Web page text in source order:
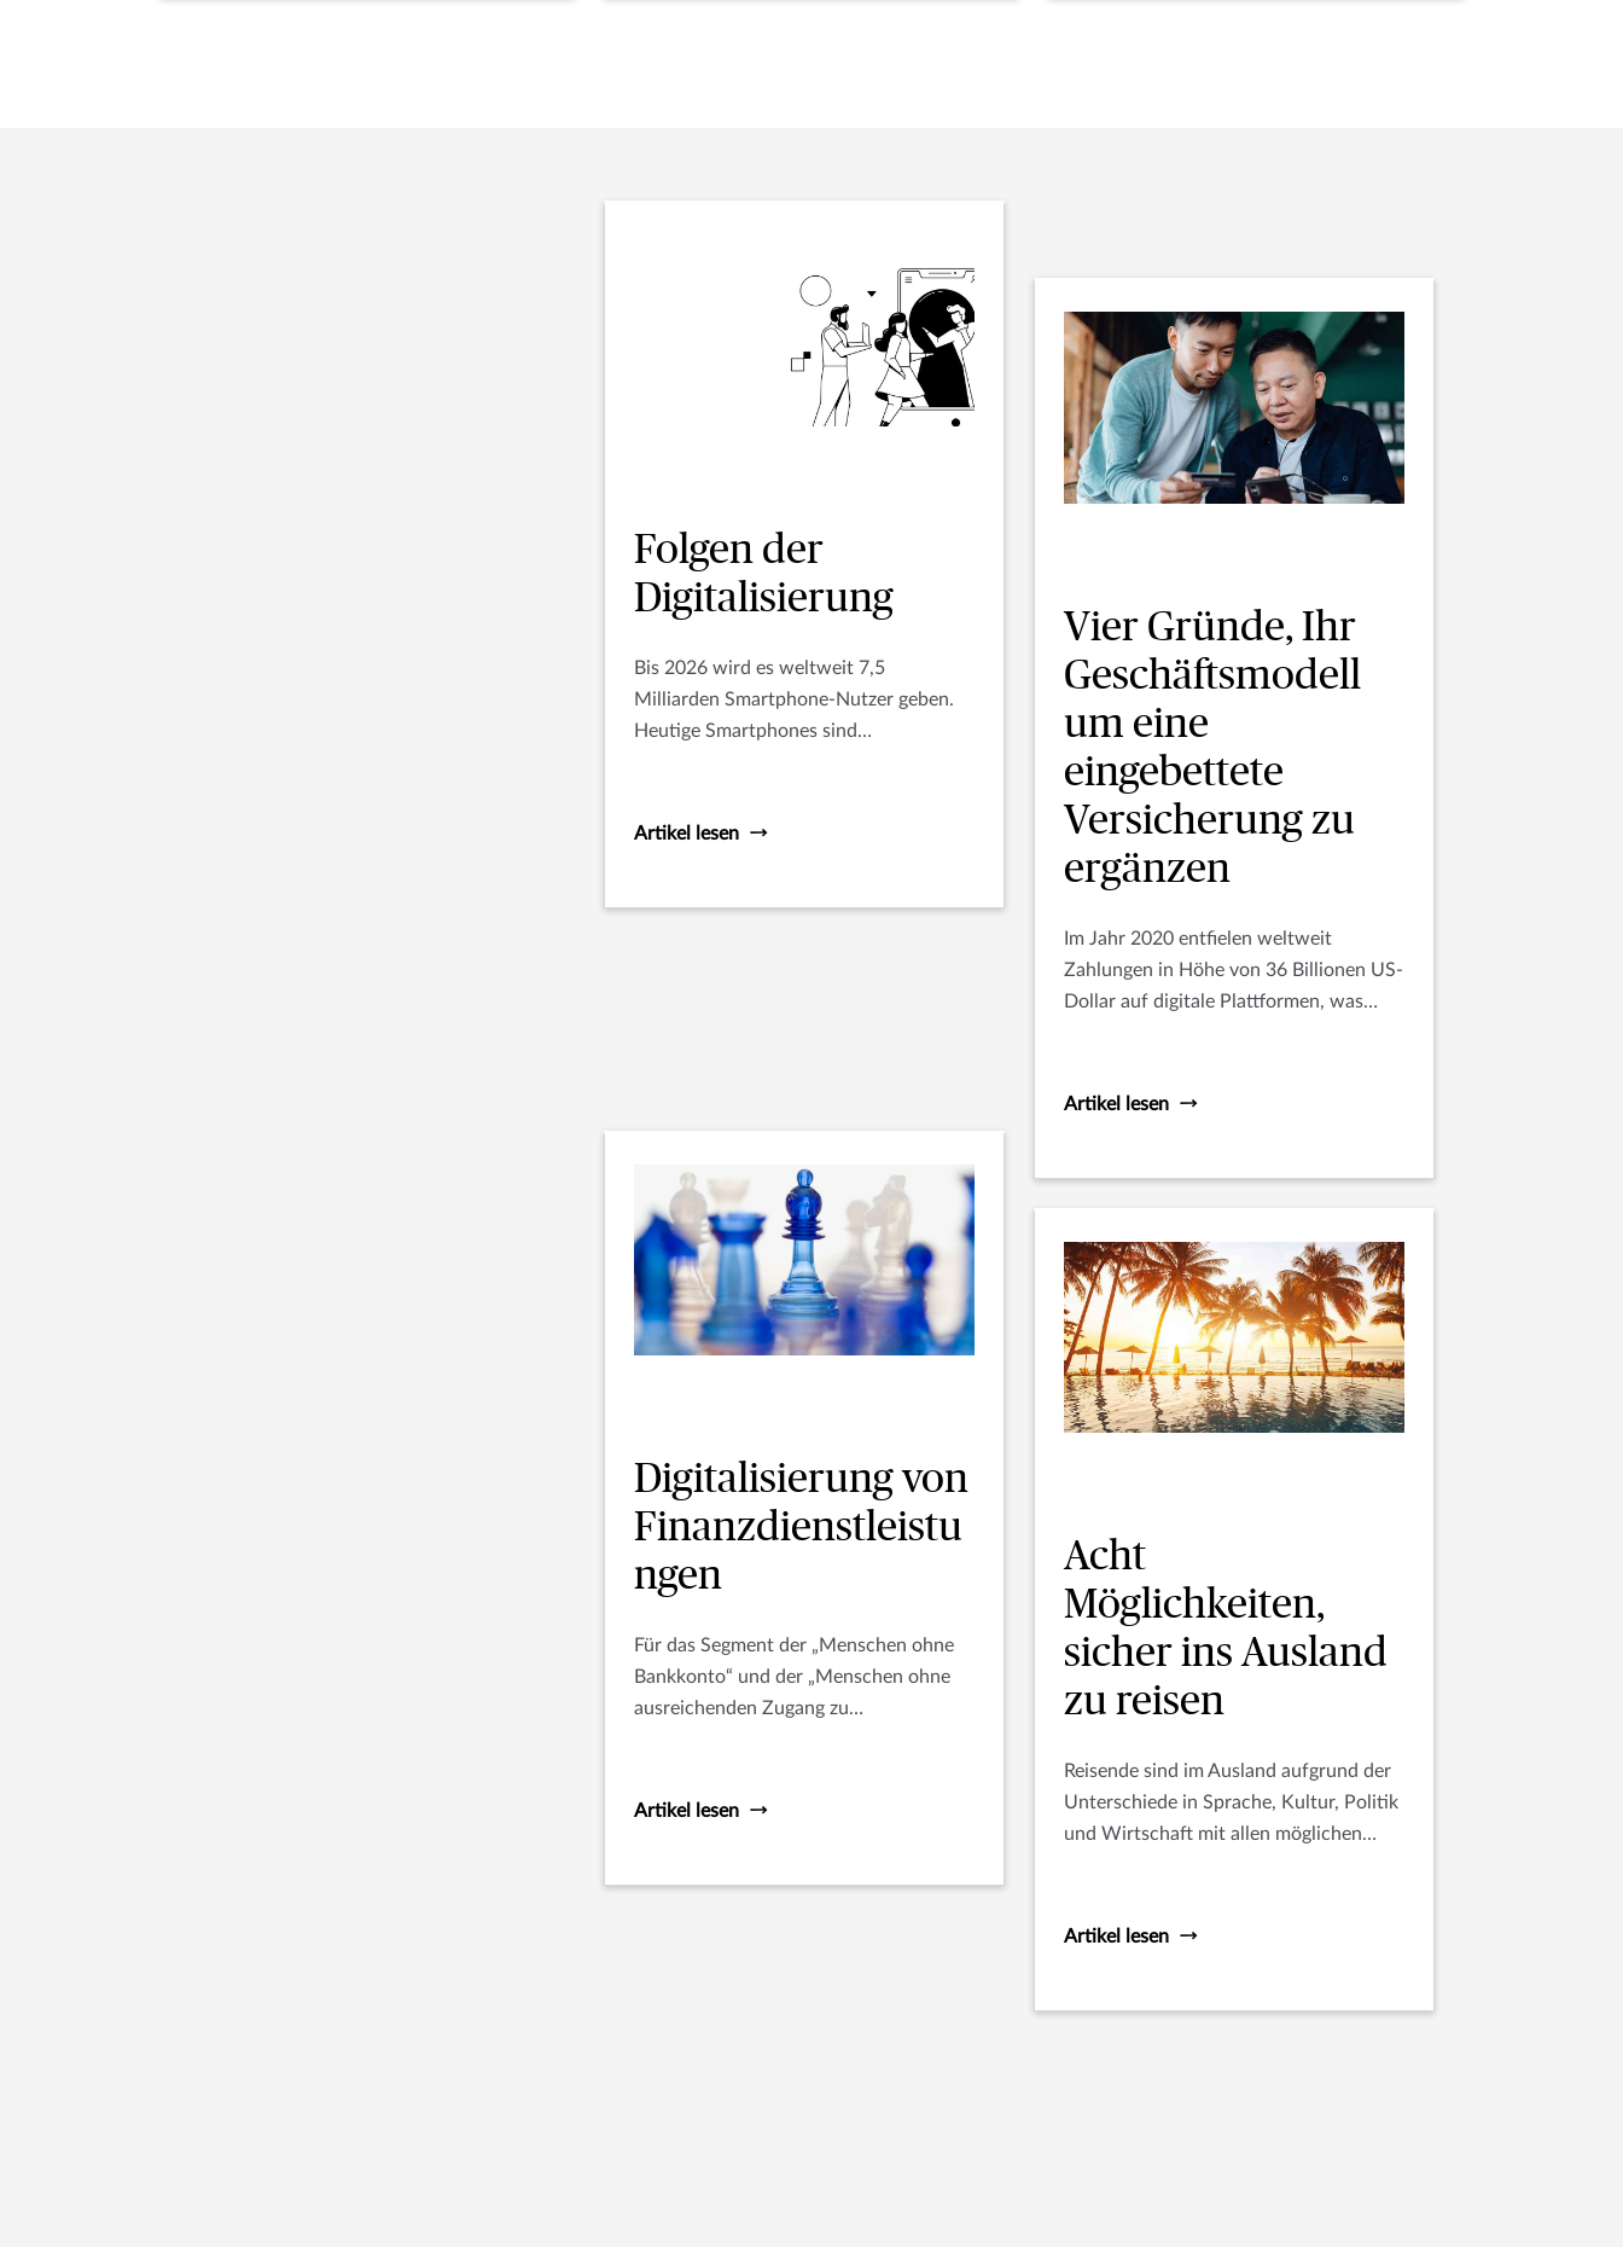
Folgen der
Digitalisierung
Bis 2026 wird es weltweit 7,5
Milliarden Smartphone-Nutzer geben.
Heutige Smartphones sind
Rechenleistung als Apollo 11, das
Artikel lesen
Vier Gründe, Ihr
Geschäftsmodell
um eine
eingebettete
Versicherung zu
ergänzen
Im Jahr 2020 entfielen weltweit
Zahlungen in Höhe von 36 Billionen US-
Dollar auf digitale Plattformen, was
soll. Und diese Zahlen werden weiter
Artikel lesen
Digitalisierung von
Finanzdienstleistu
ngen
Für das Segment der „Menschen ohne
Bankkonto“ und der „Menschen ohne
ausreichenden Zugang zu
den Schutzbedarf durch digitale
Artikel lesen
Acht
Möglichkeiten,
sicher ins Ausland
zu reisen
Reisende sind im Ausland aufgrund der
Unterschiede in Sprache, Kultur, Politik
und Wirtschaft mit allen möglichen
souverän reisen können, haben wir für
Artikel lesen